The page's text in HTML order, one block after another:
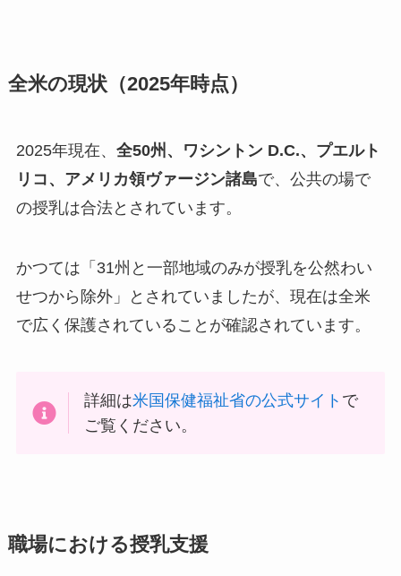
全米の現状（2025年時点）
2025年現在、 全50州、ワシントン D.C.、プエルト
リコ、アメリカ領ヴァージン諸島で、公共の場で
の授乳は合法とされています。
かつては「31州と一部地域のみが授乳を公然わい
せつから除外」とされていましたが、現在は全米
で広く保護されていることが確認されています。
詳細は米国保健福祉省の公式サイト で
ご覧ください。
職場における授乳支援